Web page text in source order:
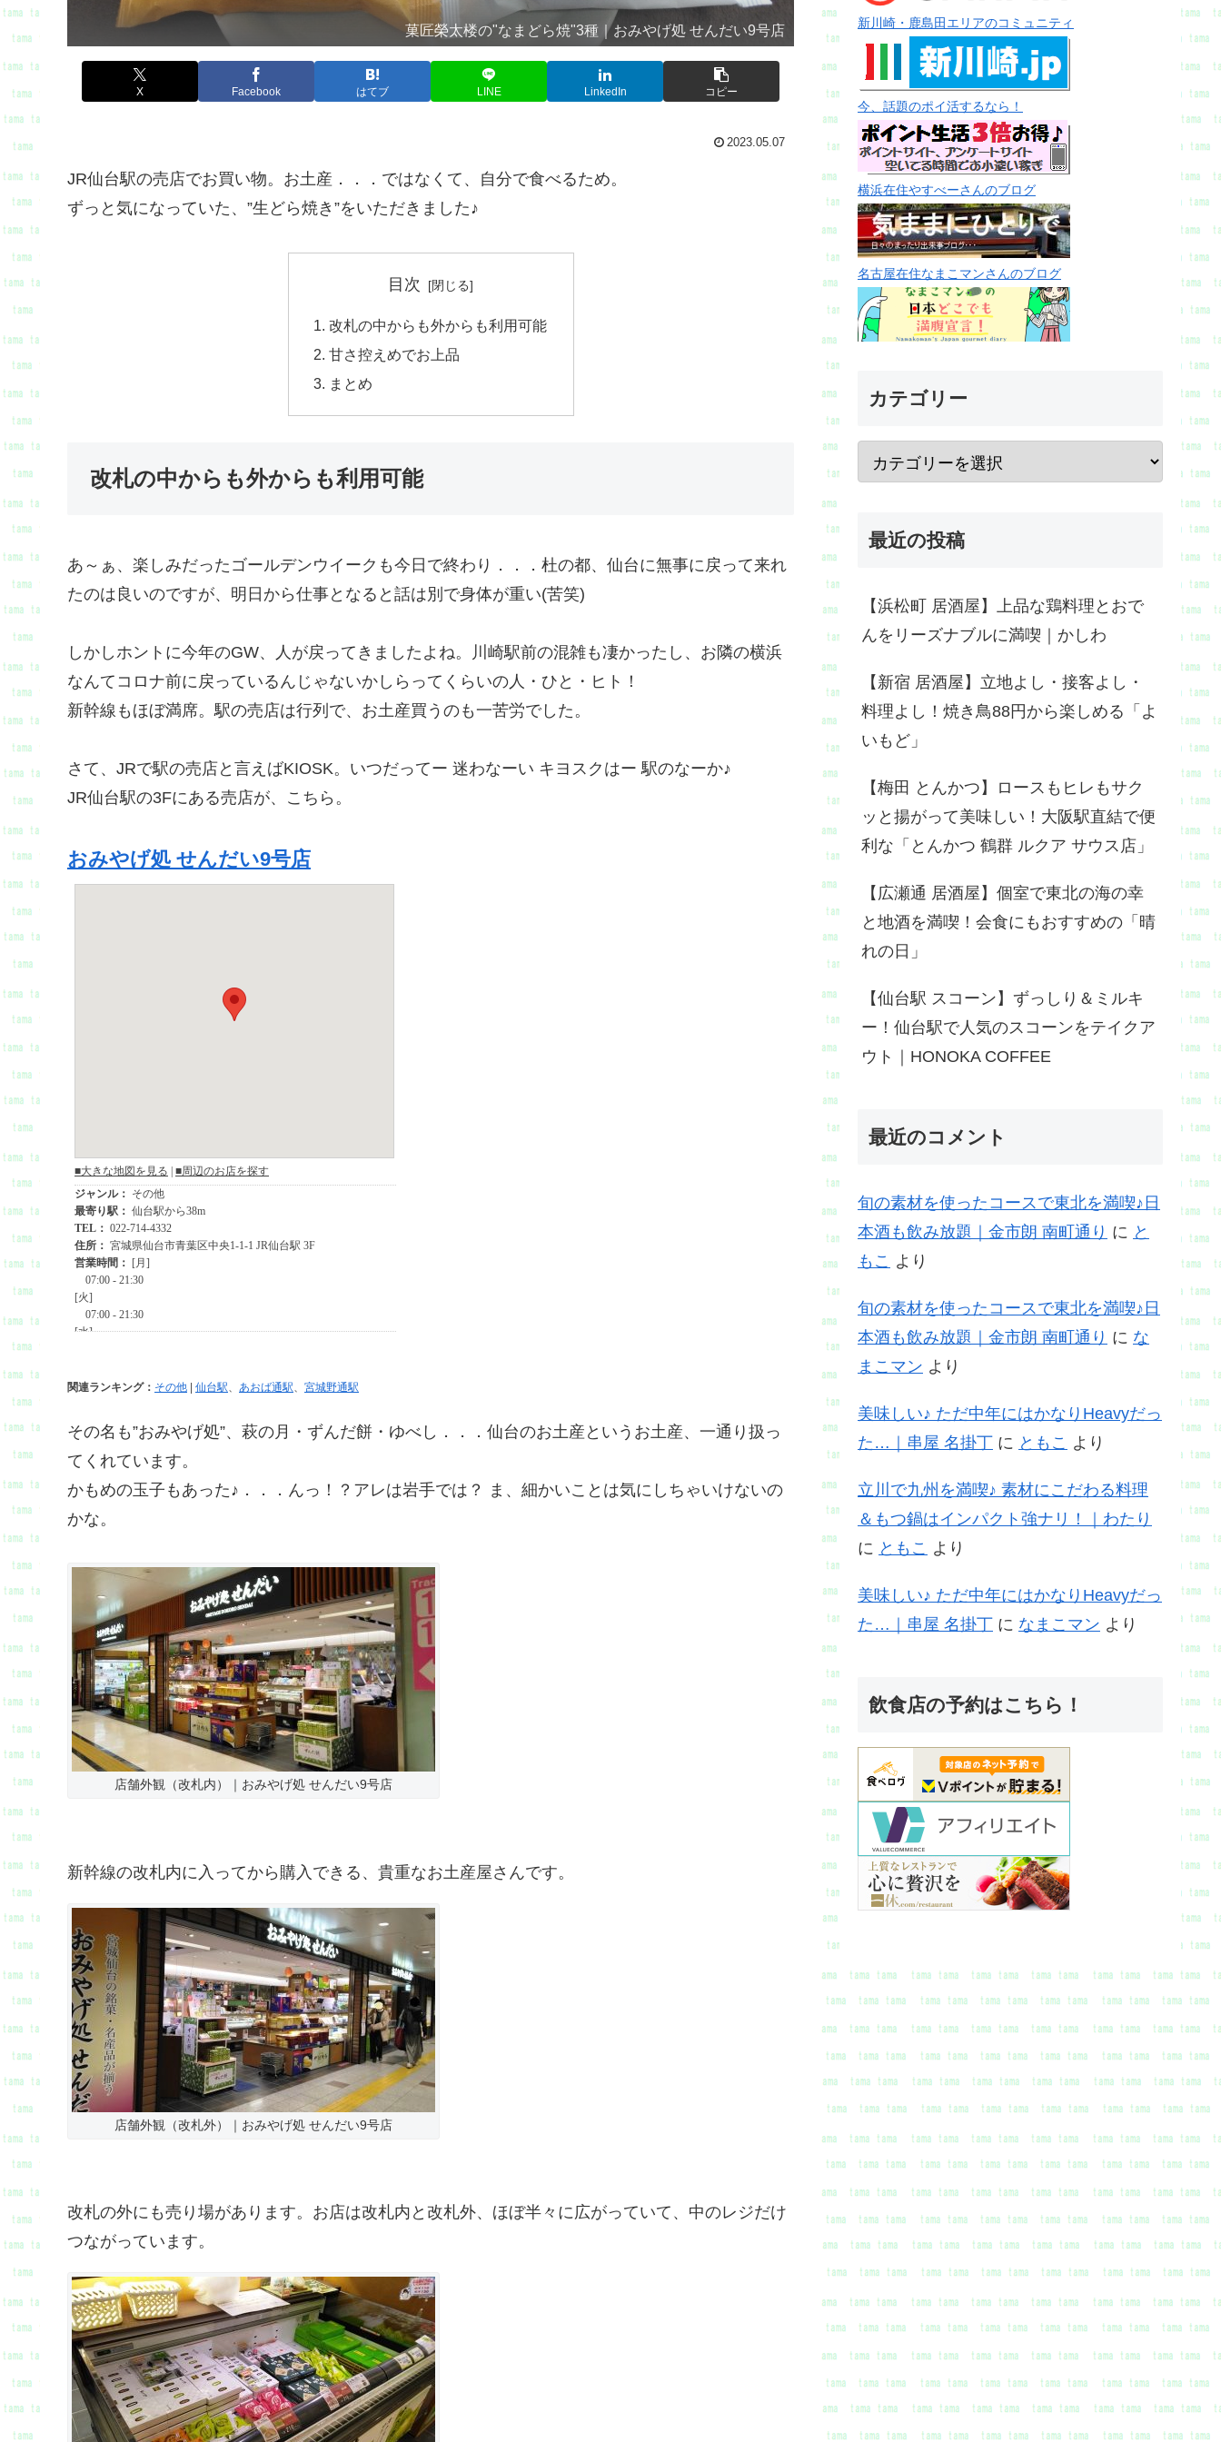
菓匠榮太楼の"なまどら焼"3種｜おみやげ処 せんだい9号店
X Facebook はてブ LINE LinkedIn コピー
2023.05.07
JR仙台駅の売店でお買い物。お土産．．．ではなくて、自分で食べるため。
ずっと気になっていた、”生どら焼き”をいただきました♪
目次
改札の中からも外からも利用可能
甘さ控えめでお上品
まとめ
改札の中からも外からも利用可能
あ～ぁ、楽しみだったゴールデンウイークも今日で終わり．．．杜の都、仙台に無事に戻って来れ
たのは良いのですが、明日から仕事となると話は別で身体が重い(苦笑)
しかしホントに今年のGW、人が戻ってきましたよね。川崎駅前の混雑も凄かったし、お隣の横浜
なんてコロナ前に戻っているんじゃないかしらってくらいの人・ひと・ヒト！
新幹線もほぼ満席。駅の売店は行列で、お土産買うのも一苦労でした。
さて、JRで駅の売店と言えばKIOSK。いつだってー 迷わなーい キヨスクはー 駅のなーか♪
JR仙台駅の3Fにある売店が、こちら。
おみやげ処 せんだい9号店
関連ランキング： その他 仙台駅、 あおば通駅、 宮城野通駅
その名も”おみやげ処”、萩の月・ずんだ餅・ゆべし．．．仙台のお土産というお土産、一通り扱っ
てくれています。
かもめの玉子もあった♪．．．んっ！？アレは岩手では？ ま、細かいことは気にしちゃいけないの
かな。
店舗外観（改札内）｜おみやげ処 せんだい9号店
新幹線の改札内に入ってから購入できる、貴重なお土産屋さんです。
店舗外観（改札外）｜おみやげ処 せんだい9号店
改札の外にも売り場があります。お店は改札内と改札外、ほぼ半々に広がっていて、中のレジだけ
つながっています。
新川崎・鹿島田エリアのコミュニティ
今、話題のポイ活するなら！
横浜在住やすべーさんのブログ
名古屋在住なまこマンさんのブログ
カテゴリー
最近の投稿
【浜松町 居酒屋】上品な鶏料理とおで
んをリーズナブルに満喫｜かしわ
【新宿 居酒屋】立地よし・接客よし・
料理よし！焼き鳥88円から楽しめる「よ
いもど」
【梅田 とんかつ】ロースもヒレもサク
ッと揚がって美味しい！大阪駅直結で便
利な「とんかつ 鶴群 ルクア サウス店」
【広瀬通 居酒屋】個室で東北の海の幸
と地酒を満喫！会食にもおすすめの「晴
れの日」
【仙台駅 スコーン】ずっしり＆ミルキ
ー！仙台駅で人気のスコーンをテイクア
ウト｜HONOKA COFFEE
最近のコメント
旬の素材を使ったコースで東北を満喫♪日
本酒も飲み放題｜金市朗 南町通り に と
もこ より
旬の素材を使ったコースで東北を満喫♪日
本酒も飲み放題｜金市朗 南町通り に な
まこマン より
美味しい♪ ただ中年にはかなりHeavyだっ
た…｜串屋 名掛丁 に ともこ より
立川で九州を満喫♪ 素材にこだわる料理
＆もつ鍋はインパクト強ナリ！｜わたり
に ともこ より
美味しい♪ ただ中年にはかなりHeavyだっ
た…｜串屋 名掛丁 に なまこマン より
飲食店の予約はこちら！